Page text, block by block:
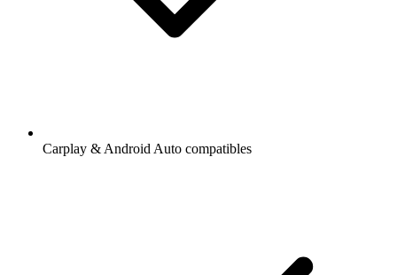
Carplay & Android Auto compatibles